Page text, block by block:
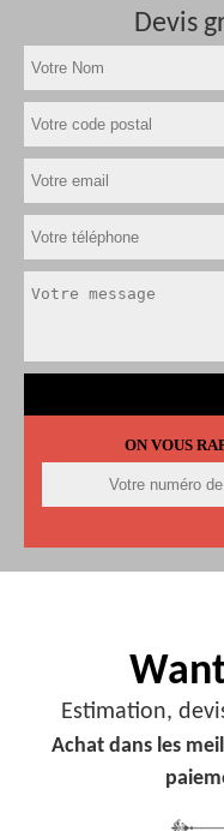
Devis
ON VOUS
Estimation,
Achat dans les